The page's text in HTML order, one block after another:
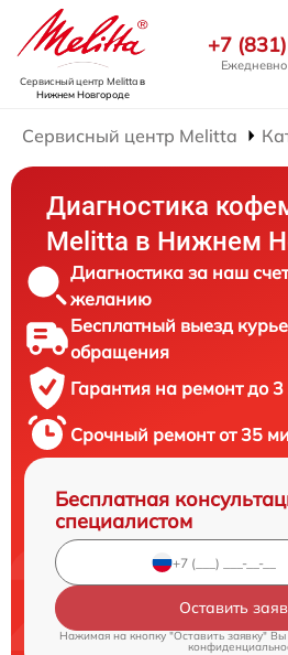
Сервисный центр Melittaв
Нижнем Новгороде
+7
Сервисный центр Melitta
Диагностика
Melitta в Нижнем
Диагностика за наш
желанию
Бесплатный выезд
обращения
Гарантия на ремонт до 3
Срочный ремонт от 35
Бесплатная
специалистом
Оставить
Нажимая на кнопку "Оставить заявку"